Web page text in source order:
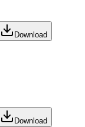
Download
Download